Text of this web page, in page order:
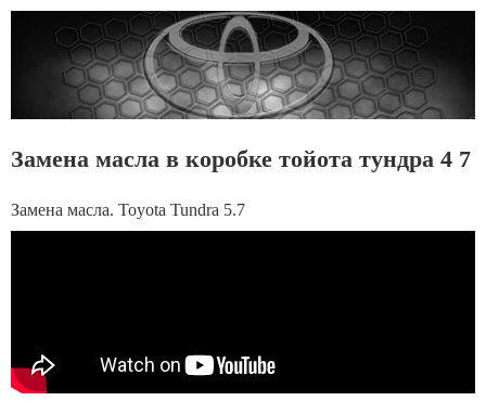
Замена масла в коробке тойота тундра 4 7
Замена масла. Toyota Tundra 5.7